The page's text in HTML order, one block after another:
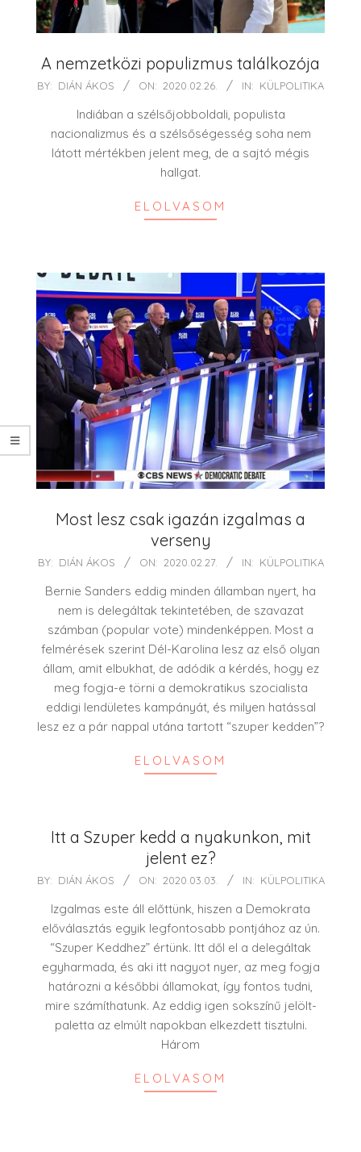
A nemzetközi populizmus találkozója
2020-
BY: DIÁN ÁKOS ON: 2020.02.26. IN: KÜLPOLITIKA
Indiában a szélsőjobboldali, populista
nacionalizmus és a szélsőségesség soha nem
látott mértékben jelent meg, de a sajtó mégis
hallgat.
ELOLVASOM
Most lesz csak igazán izgalmas a
verseny
2020-
27
BY: DIÁN ÁKOS ON: 2020.02.27. IN: KÜLPOLITIKA
Bernie Sanders eddig minden államban nyert, ha
nem is delegáltak tekintetében, de szavazat
számban (popular vote) mindenképpen. Most a
felmérések szerint Dél-Karolina lesz az első olyan
állam, amit elbukhat, de adódik a kérdés, hogy ez
meg fogja-e törni a demokratikus szocialista
eddigi lendületes kampányát, és milyen hatással
lesz ez a pár nappal utána tartott “szuper kedden”?
ELOLVASOM
Itt a Szuper kedd a nyakunkon, mit
jelent ez?
2020-
BY: DIÁN ÁKOS ON: 2020.03.03. IN: KÜLPOLITIKA
Izgalmas este áll előttünk, hiszen a Demokrata
előválasztás egyik legfontosabb pontjához az ún.
“Szuper Keddhez” értünk. Itt dől el a delegáltak
egyharmada, és aki itt nagyot nyer, az meg fogja
határozni a későbbi államokat, így fontos tudni,
mire számíthatunk. Az eddig igen sokszínű jelölt-
paletta az elmúlt napokban elkezdett tisztulni.
Három
ELOLVASOM